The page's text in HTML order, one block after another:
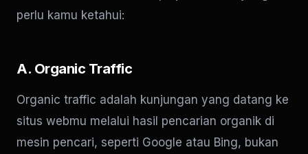
perlu kamu ketahui:
A. Organic Traffic
Organic traffic adalah kunjungan yang datang ke
situs webmu melalui hasil pencarian organik di
mesin pencari, seperti Google atau Bing, bukan